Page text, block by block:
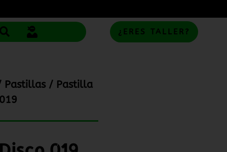
¿ERES TALLER?
Pastillas/ Pastilla